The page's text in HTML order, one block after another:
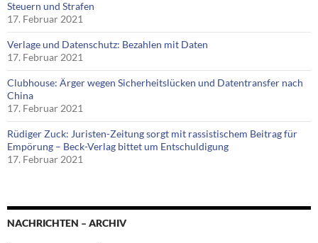
Steuern und Strafen
17. Februar 2021
Verlage und Datenschutz: Bezahlen mit Daten
17. Februar 2021
Clubhouse: Ärger wegen Sicherheitslücken und Datentransfer nach
China
17. Februar 2021
Rüdiger Zuck: Juristen-Zeitung sorgt mit rassistischem Beitrag für
Empörung – Beck-Verlag bittet um Entschuldigung
17. Februar 2021
NACHRICHTEN – ARCHIV